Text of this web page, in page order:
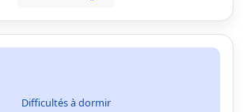
Difficultés à dormir